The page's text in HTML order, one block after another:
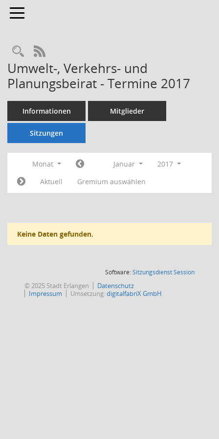
Toggle navigation
Rechercheauswahl
RSS-Feed
Umwelt-, Verkehrs- und
Planungsbeirat - Termine 2017
Informationen Mitglieder
Sitzungen
Monat Januar
2017
Aktuell
Gremium auswählen
Keine Daten gefunden.
Software:SitzungsdienstSession(Wird in
© 2025 Stadt Erlangen
Datenschutz
Impressum
Umsetzung:digitalfabriX GmbH